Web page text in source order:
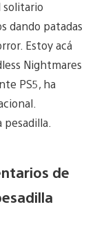
solitario
dando patadas
Estoy acá
Nightmares
PS5, ha
de